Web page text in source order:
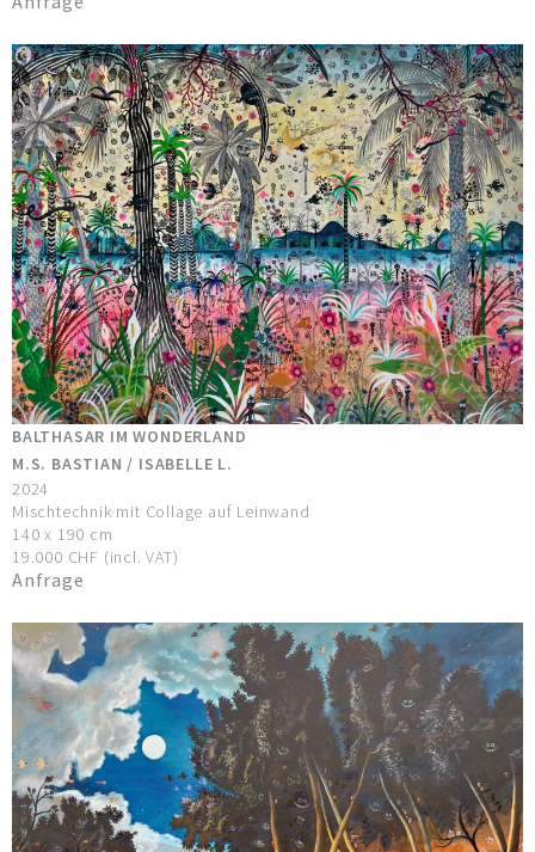
BALTHASAR IM WONDERLAND
M.S. BASTIAN / ISABELLE L.
2024
Mischtechnik mit Collage auf Leinwand
140 x 190 cm
19.000 CHF (incl. VAT)
Anfrage